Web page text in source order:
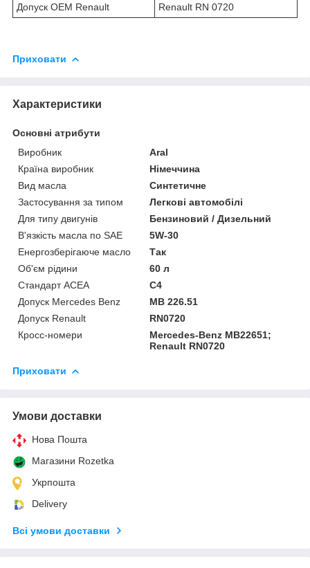
Допуск OEM Renault
Renault RN 0720
Приховати
Характеристики
Основні атрибути
Виробник
Aral
Країна виробник
Німеччина
Вид масла
Синтетичне
Застосування за типом
Легкові автомобілі
Для типу двигунів
Бензиновий / Дизельний
В'язкість масла по SAE
5W-30
Енергозберігаюче масло
Так
Об'єм рідини
60 л
Стандарт ACEA
C4
Допуск Mercedes Benz
MB 226.51
Допуск Renault
RN0720
Кросс-номери
Mercedes-Benz MB22651;
Renault RN0720
Приховати
Умови доставки
Нова Пошта
Магазини Rozetka
Укрпошта
Delivery
Всі умови доставки